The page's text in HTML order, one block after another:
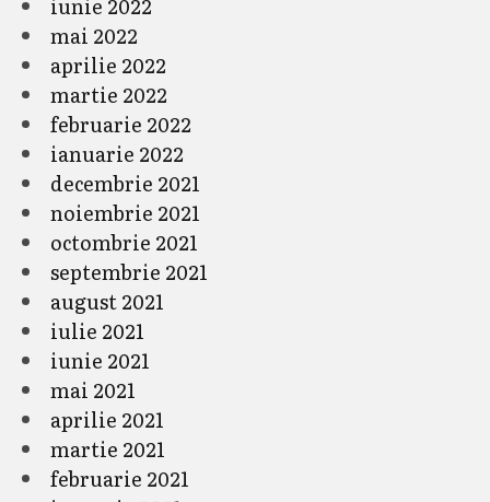
iunie 2022
mai 2022
aprilie 2022
martie 2022
februarie 2022
ianuarie 2022
decembrie 2021
noiembrie 2021
octombrie 2021
septembrie 2021
august 2021
iulie 2021
iunie 2021
mai 2021
aprilie 2021
martie 2021
februarie 2021